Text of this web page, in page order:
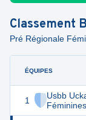
Classement
Pré Régionale
ÉQUIPES
1
Usbb
Féminines